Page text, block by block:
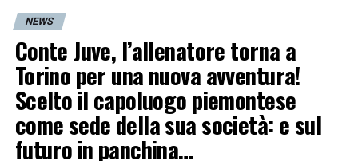
NEWS
Conte Juve, l’allenatore torna a
Torino per una nuova avventura!
Scelto il capoluogo piemontese
come sede della sua società: e sul
futuro in panchina…